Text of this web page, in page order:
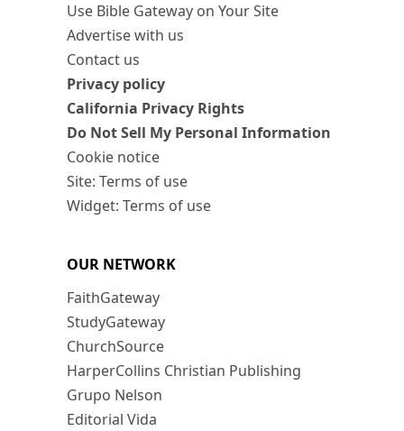
Use Bible Gateway on Your Site
Advertise with us
Contact us
Privacy policy
California Privacy Rights
Do Not Sell My Personal Information
Cookie notice
Site: Terms of use
Widget: Terms of use
OUR NETWORK
FaithGateway
StudyGateway
ChurchSource
HarperCollins Christian Publishing
Grupo Nelson
Editorial Vida